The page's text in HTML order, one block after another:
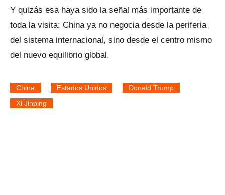
Y quizás esa haya sido la señal más importante de
toda la visita: China ya no negocia desde la periferia
del sistema internacional, sino desde el centro mismo
del nuevo equilibrio global.
China Estados Unidos
Donald Trump
Xi Jinping